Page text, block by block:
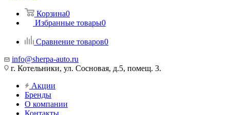
Корзина0
Избранные товары0
Сравнение товаров0
info@sherpa-auto.ru
г. Котельники, ул. Сосновая, д.5, помещ. 3.
Акции
Бренды
О компании
Контакты